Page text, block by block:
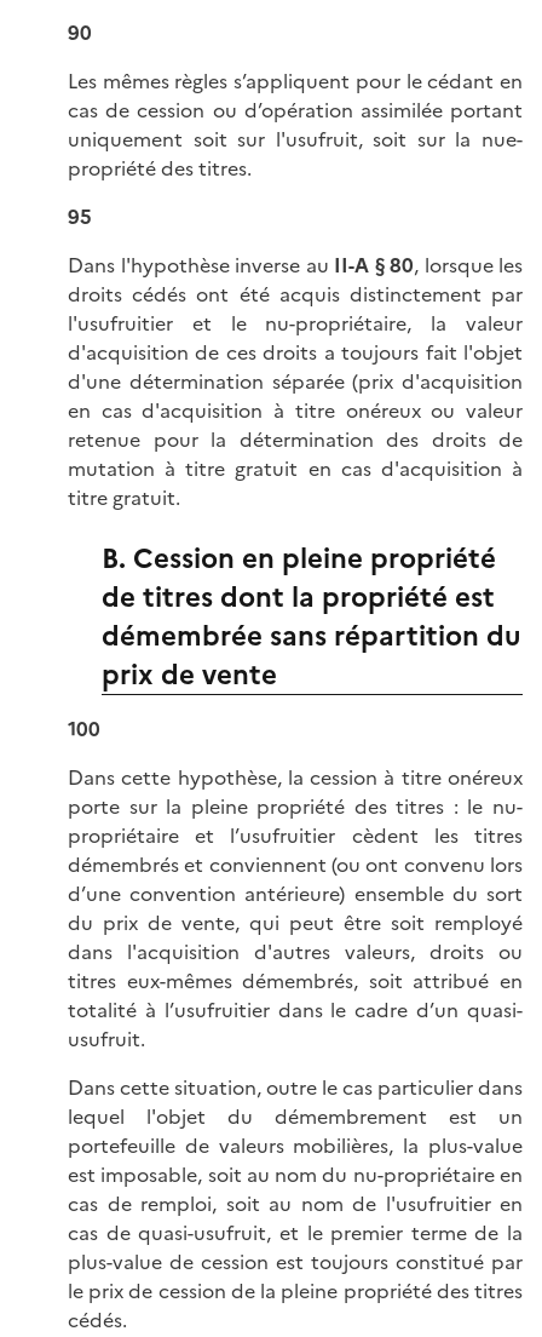
90
Les mêmes règles s’appliquent pour le cédant en
cas de cession ou d’opération assimilée portant
uniquement soit sur l'usufruit, soit sur la nue-
propriété des titres.
95
Dans l'hypothèse inverse au II-A § 80, lorsque les
droits cédés ont été acquis distinctement par
l'usufruitier et le nu-propriétaire, la valeur
d'acquisition de ces droits a toujours fait l'objet
d'une détermination séparée (prix d'acquisition
en cas d'acquisition à titre onéreux ou valeur
retenue pour la détermination des droits de
mutation à titre gratuit en cas d'acquisition à
titre gratuit.
B. Cession en pleine propriété
de titres dont la propriété est
démembrée sans répartition du
prix de vente
100
Dans cette hypothèse, la cession à titre onéreux
porte sur la pleine propriété des titres : le nu-
propriétaire et l’usufruitier cèdent les titres
démembrés et conviennent (ou ont convenu lors
d’une convention antérieure) ensemble du sort
du prix de vente, qui peut être soit remployé
dans l'acquisition d'autres valeurs, droits ou
titres eux-mêmes démembrés, soit attribué en
totalité à l’usufruitier dans le cadre d’un quasi-
usufruit.
Dans cette situation, outre le cas particulier dans
lequel l'objet du démembrement est un
portefeuille de valeurs mobilières, la plus-value
est imposable, soit au nom du nu-propriétaire en
cas de remploi, soit au nom de l'usufruitier en
cas de quasi-usufruit, et le premier terme de la
plus-value de cession est toujours constitué par
le prix de cession de la pleine propriété des titres
cédés.